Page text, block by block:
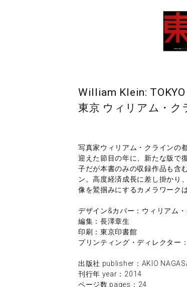
William Klein:
東京 ウィリアム・ク
写真家ウィリアム・クラインの
迎えた節目の年に、新たな版で
子だが本書のみの収録作品も含
ン。高度経済成長に差し掛かり
像を鷲掴みにするカメラワーク
デザイン&カバー：ウィリアム
編集：長澤章生
印刷：東京印書館
プリンティング・ディレクター
出版社 publisher：AKIO
刊行年 year：2014
ページ数 pages：24